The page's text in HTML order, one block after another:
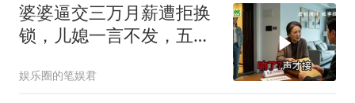
婆婆逼交三万月薪遭拒换
锁，儿媳一言不发，五天
娱乐圈的笔娱君